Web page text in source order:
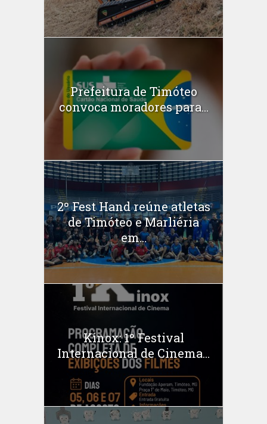
Prefeitura de Timóteo
convoca moradores para...
2º Fest Hand reúne atletas
de Timóteo e Marliéria
em...
Kinox: 1º Festival
Internacional de Cinema...